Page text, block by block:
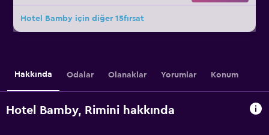
Hotel Bamby için diğer 15fırsat
Hakkında Odalar Olanaklar Yorumlar Konum
Hotel Bamby, Rimini hakkında